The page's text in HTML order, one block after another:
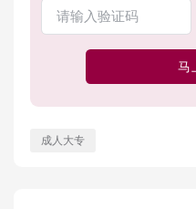
马
成人大专